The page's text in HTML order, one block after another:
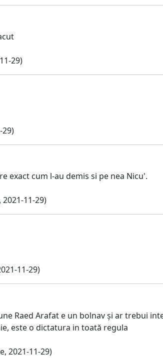
29)
29)
exact cum l-au demis si pe nea Nicu'.
11-29)
11-29)
Raed Arafat e un bolnav și ar trebui
este o dictatura in toată regula
2021-11-29)